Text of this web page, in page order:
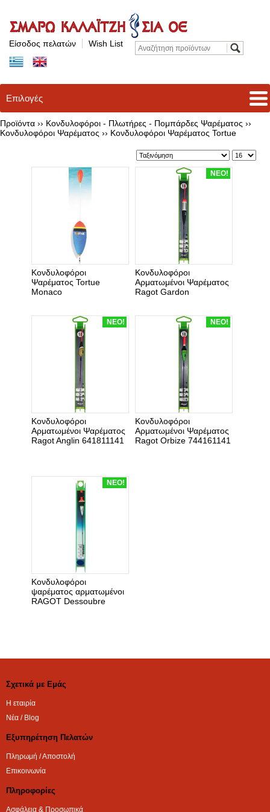
Είσοδος πελατών Wish List
Επιλογές
Προϊόντα ›› Κονδυλοφόροι - Πλωτήρες - Πομπάρδες Ψαρέματος ››
Κονδυλοφόροι Ψαρέματος ›› Κονδυλοφόροι Ψαρέματος Tortue
Κονδυλοφόροι
Ψαρέματος Tortue
Monaco
ΝΕΟ!
Κονδυλοφόροι
Αρματωμένοι Ψαρέματος
Ragot Gardon
ΝΕΟ!
Κονδυλοφόροι
Αρματωμένοι Ψαρέματος
Ragot Anglin 641811141
ΝΕΟ!
Κονδυλοφόροι
Αρματωμένοι Ψαρέματος
Ragot Orbize 744161141
ΝΕΟ!
Κονδυλοφόροι
ψαρέματος αρματωμένοι
RAGOT Dessoubre
Σχετικά με Εμάς
Η εταιρία
Νέα / Blog
Εξυπηρέτηση Πελατών
Πληρωμή / Αποστολή
Επικοινωνία
Πληροφορίες
Ασφάλεια & Προσωπικά